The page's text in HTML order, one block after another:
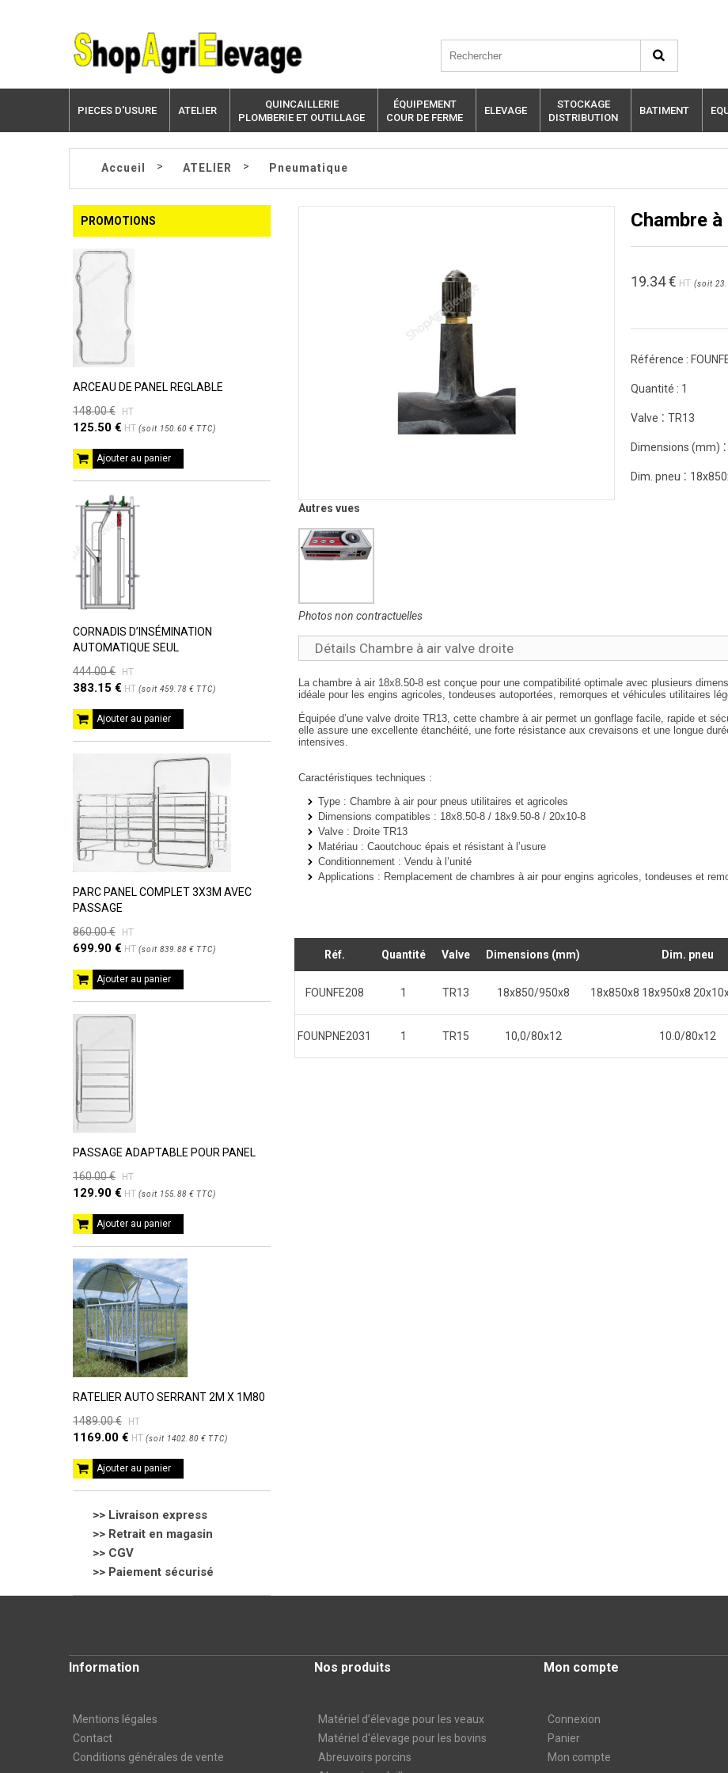
PIECES D'USURE ATELIER
QUINCAILLERIE
PLOMBERIE ET OUTILLAGE
ÉQUIPEMENT
COUR DE FERME
ELEVAGE
STOCKAGE
DISTRIBUTION
BATIMENT
Accueil > ATELIER > Pneumatique
PROMOTIONS
ARCEAU DE PANEL REGLABLE
148.00 €
HT
125.50 € HT (soit 150.60 € TTC)
Ajouter au panier
CORNADIS D’INSÉMINATION
AUTOMATIQUE SEUL
444.00 €
HT
383.15 € HT (soit 459.78 € TTC)
Ajouter au panier
PARC PANEL COMPLET 3X3M AVEC
PASSAGE
860.00 €
HT
699.90 € HT (soit 839.88 € TTC)
Ajouter au panier
PASSAGE ADAPTABLE POUR PANEL
160.00 €
HT
129.90 € HT (soit 155.88 € TTC)
Ajouter au panier
RATELIER AUTO SERRANT 2M X 1M80
1489.00 €
HT
1169.00 € HT (soit 1402.80 € TTC)
Ajouter au panier
>> Livraison express
>> Retrait en magasin
>> CGV
>> Paiement sécurisé
Autres vues
Photos non contractuelles
Chambre
19.34€ HT (soit
Référence :
Quantité : 1
Valve : TR13
Dimensions (mm) :
Dim. pneu :
Détails Chambre à air valve droite
La chambre à air 18x8.50-8 est conçue pour une compatibilité optimale avec plusieurs
idéale pour les engins agricoles, tondeuses autoportées, remorques et véhicules utilitaires
Équipée d’une valve droite TR13, cette chambre à air permet un gonflage facile, rapide et
elle assure une excellente étanchéité, une forte résistance aux crevaisons et une longue
intensives.
Caractéristiques techniques :
Type : Chambre à air pour pneus utilitaires et agricoles
Dimensions compatibles : 18x8.50-8 / 18x9.50-8 / 20x10-8
Valve : Droite TR13
Matériau : Caoutchouc épais et résistant à l’usure
Conditionnement : Vendu à l’unité
Applications : Remplacement de chambres à air pour engins agricoles, tondeuses et
Réf. Quantité Valve Dimensions (mm) Dim. pneu
FOUNFE208 1 TR13 18x850/950x8 18x850x8 18x950x8
FOUNPNE2031 1 TR15 10,0/80x12 10.0/80x12
Information
Mentions légales
Contact
Conditions générales de vente
Nos produits
Matériel d’élevage pour les veaux
Matériel d'élevage pour les bovins
Abreuvoirs porcins
Mon compte
Connexion
Panier
Mon compte